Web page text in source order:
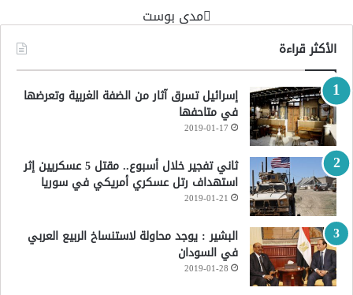
‏مدى بوست‏
الأكثر قراءة
إسرائيل تسرق آثار من الضفة الغربية وتعرضها
في متاحفها
2019-01-17
ثاني تفجير خلال أسبوع.. مقتل 5 عسكريين إثر
استهداف رتل عسكري أمريكي في سوريا
2019-01-21
البشير : يوجد محاولة لاستنساخ الربيع العربي
في السودان
2019-01-28